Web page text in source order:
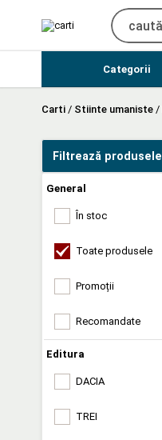
Categorii
Carti / Stiinte umaniste /
Filtrează produsele
General
În stoc
Toate produsele
Promoții
Recomandate
Editura
DACIA
TREI